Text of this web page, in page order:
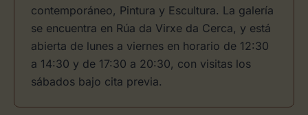
contemporáneo, Pintura y Escultura. La galería
se encuentra en Rúa da Virxe da Cerca, y está
abierta de lunes a viernes en horario de 12:30
a 14:30 y de 17:30 a 20:30, con visitas los
sábados bajo cita previa.